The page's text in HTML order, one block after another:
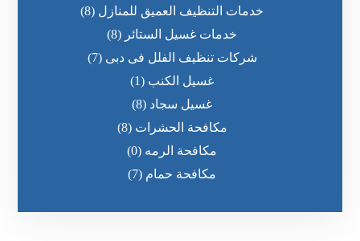
خدمات التنظيف العميق للمنازل (8)
خدمات غسيل الستائر (8)
شركات تنظيف الفلل فى دبى (7)
غسيل الكنب (1)
غسيل سجاد (8)
مكافحة الحشرات (8)
مكافحة الرمه (0)
مكافحة حمام (7)